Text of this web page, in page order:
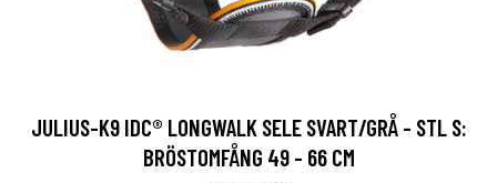
JULIUS-K9 IDC® LONGWALK SELE SVART/GRÅ - STL S:
BRÖSTOMFÅNG 49 - 66 CM